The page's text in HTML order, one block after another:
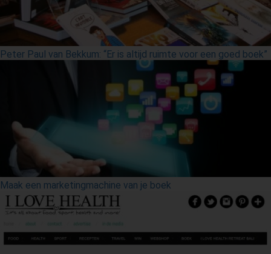
Peter Paul van Bekkum: “Er is altijd ruimte voor een goed boek”
Maak een marketingmachine van je boek